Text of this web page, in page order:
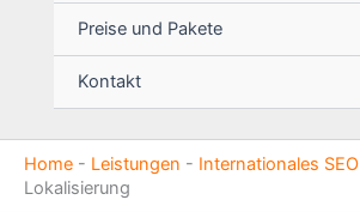
Preise und Pakete
Kontakt
Home - Leistungen - Internationales SEO
Lokalisierung